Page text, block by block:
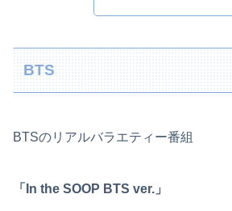
BTS
BTSのリアルバラエティー番組
「In the SOOP BTS ver.」